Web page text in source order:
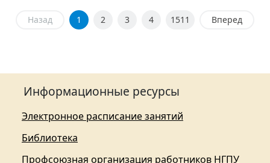
Назад 1 2 3 4 1511 Вперед
Информационные ресурсы
Электронное расписание занятий
Библиотека
Профсоюзная организация работников НГПУ